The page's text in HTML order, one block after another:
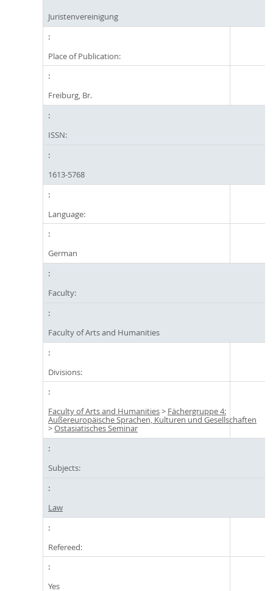
Juristenvereinigung
Place of Publication:
Freiburg, Br.
ISSN:
1613-5768
Language:
German
Faculty:
Faculty of Arts and Humanities
Divisions:
Faculty of Arts and Humanities> Fächergruppe 4:
Außereuropäische Sprachen, Kulturen und Gesellschaften
>Ostasiatisches Seminar
Subjects:
Law
Refereed:
Yes